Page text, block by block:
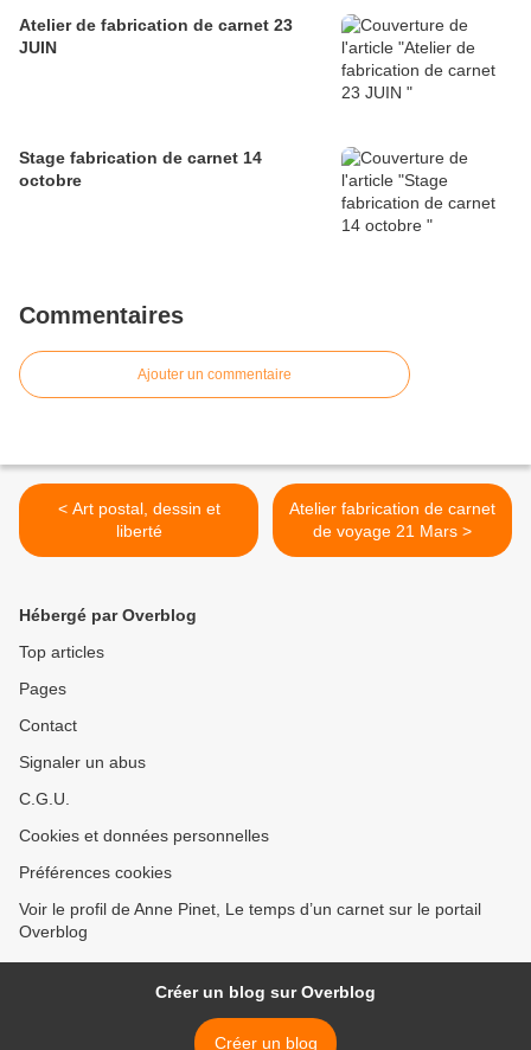
Atelier de fabrication de carnet 23
JUIN
Stage fabrication de carnet 14
octobre
Commentaires
Ajouter un commentaire
< Art postal, dessin et
liberté
Atelier fabrication de carnet
de voyage 21 Mars >
Hébergé par Overblog
Top articles
Pages
Contact
Signaler un abus
C.G.U.
Cookies et données personnelles
Préférences cookies
Voir le profil de Anne Pinet, Le temps d’un carnet sur le portail
Overblog
Créer un blog sur Overblog
Créer un blog